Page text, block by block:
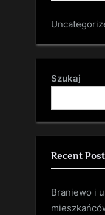
Szukaj
Recent
Braniewo i